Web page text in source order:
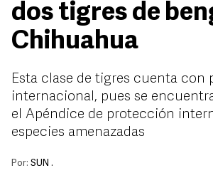
dos tigres de
Chihuahua
Esta clase de tigres cuenta con
internacional, pues se
el Apéndice de protección
especies amenazadas
Por: SUN .